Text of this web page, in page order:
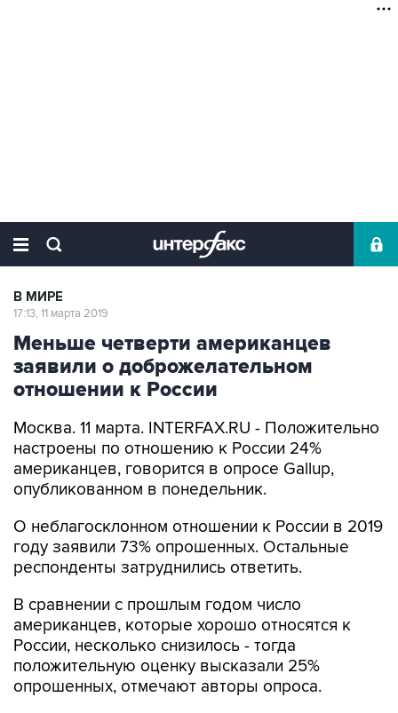
В МИРЕ
17:13, 11 марта 2019
Меньше четверти американцев
заявили о доброжелательном
отношении к России
Москва. 11 марта. INTERFAX.RU - Положительно
настроены по отношению к России 24%
американцев, говорится в опросе Gallup,
опубликованном в понедельник.
О неблагосклонном отношении к России в 2019
году заявили 73% опрошенных. Остальные
респонденты затруднились ответить.
В сравнении с прошлым годом число
американцев, которые хорошо относятся к
России, несколько снизилось - тогда
положительную оценку высказали 25%
опрошенных, отмечают авторы опроса.